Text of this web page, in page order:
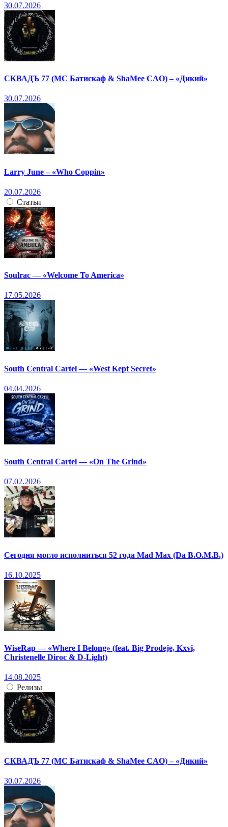
30.07.2026
СКВАДЪ 77 (МС Батискаф & ShaMee CAO) – «Дикий»
30.07.2026
Larry June – «Who Coppin»
20.07.2026
Статьи
Soulrac — «Welcome To America»
17.05.2026
South Central Cartel — «West Kept Secret»
04.04.2026
South Central Cartel — «On The Grind»
07.02.2026
Сегодня могло исполниться 52 года Mad Max (Da B.O.M.B.)
16.10.2025
WiseRap — «Where I Belong» (feat. Big Prodeje, Kxvi,
Christenelle Diroc & D-Light)
14.08.2025
Релизы
СКВАДЪ 77 (МС Батискаф & ShaMee CAO) – «Дикий»
30.07.2026